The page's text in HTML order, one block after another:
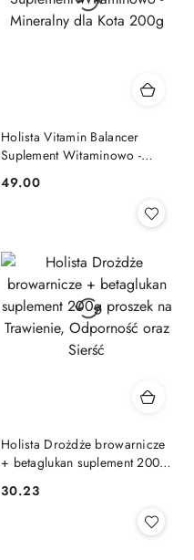
Holista Vitamin Balancer
Suplement Witaminowo -
Cena:
49.00
Holista Drożdże browarnicze
+ betaglukan suplement 200g
Odporność oraz Sierść
Cena:
30.23